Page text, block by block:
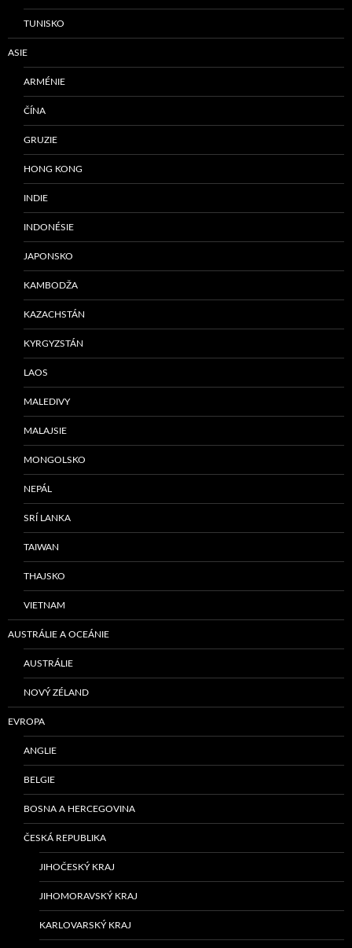
TUNISKO
ASIE
ARMÉNIE
ČÍNA
GRUZIE
HONG KONG
INDIE
INDONÉSIE
JAPONSKO
KAMBODŽA
KAZACHSTÁN
KYRGYZSTÁN
LAOS
MALEDIVY
MALAJSIE
MONGOLSKO
NEPÁL
SRÍ LANKA
TAIWAN
THAJSKO
VIETNAM
AUSTRÁLIE A OCEÁNIE
AUSTRÁLIE
NOVÝ ZÉLAND
EVROPA
ANGLIE
BELGIE
BOSNA A HERCEGOVINA
ČESKÁ REPUBLIKA
JIHOČESKÝ KRAJ
JIHOMORAVSKÝ KRAJ
KARLOVARSKÝ KRAJ